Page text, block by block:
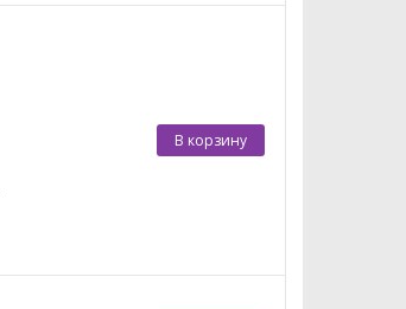
В корзину